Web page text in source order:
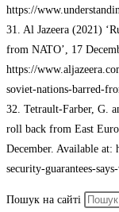
https://
31. Al Jazeera (2021)
from NATO’, 17
https://
soviet-nations-barred-
32. Tetrault-Farber, G.
roll back from East
December. Available
security-guarantees-
Пошук на сайті